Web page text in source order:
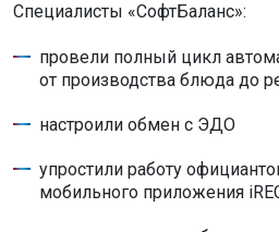
Специалисты «СофтБаланс»:
провели полный цикл
от производства блюда до
настроили обмен с ЭДО
упростили работу
мобильного приложения